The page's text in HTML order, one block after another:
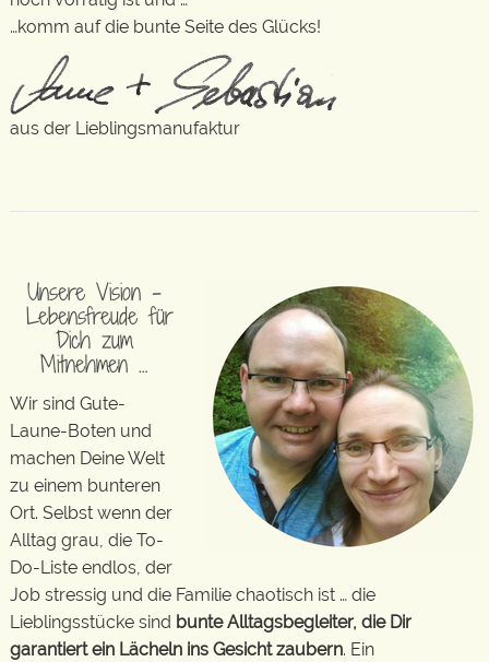
…komm auf die bunte Seite des Glücks!
aus der Lieblingsmanufaktur
Unsere Vision –
Lebensfreude für
Dich zum
Mitnehmen …
Wir sind Gute-
Laune-Boten und
machen Deine Welt
zu einem bunteren
Ort. Selbst wenn der
Alltag grau, die To-
Do-Liste endlos, der
Job stressig und die Familie chaotisch ist … die
Lieblingsstücke sind bunte Alltagsbegleiter, die Dir
garantiert ein Lächeln ins Gesicht zaubern. Ein